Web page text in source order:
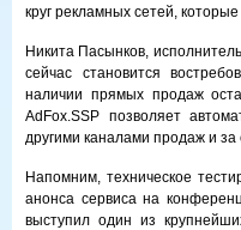
круг рекламных сетей,
Никита Пасынков,
сейчас становится
наличии прямых продаж
AdFox.SSP позволяет
другими каналами продаж и
Напомним, техническое
анонса сервиса на
выступил один из